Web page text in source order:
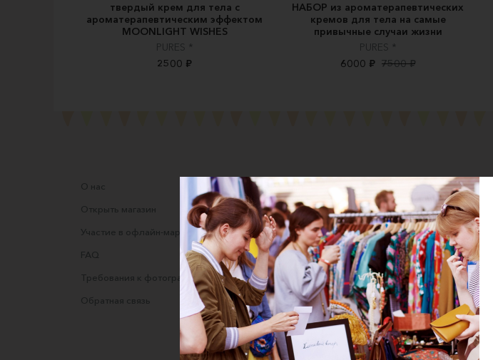
твердый крем для тела с
ароматерапевтическим эффектом
MOONLIGHT WISHES
PURES *
2500 ₽
НАБОР из ароматерапевтических
кремов для тела на самые
привычные случаи жизни
PURES *
6000 ₽ 7500 ₽
О нас
Открыть магазин
Участие в офлайн-маркете
FAQ
Требования к фотографиям
Обратная связь
Соглашение об оказании услуг
Правила сайта
Оферта для продавцов
Оферта для покупателей
Политика конфиденциальности
Согласие на обработку персональных
данных